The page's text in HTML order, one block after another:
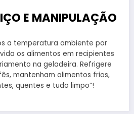
E MANIPULAÇÃO
a temperatura ambiente por
os alimentos em recipientes
na geladeira. Refrigere
mantenham alimentos frios,
quentes e tudo limpo”!